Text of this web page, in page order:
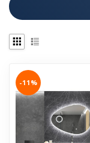
-11%